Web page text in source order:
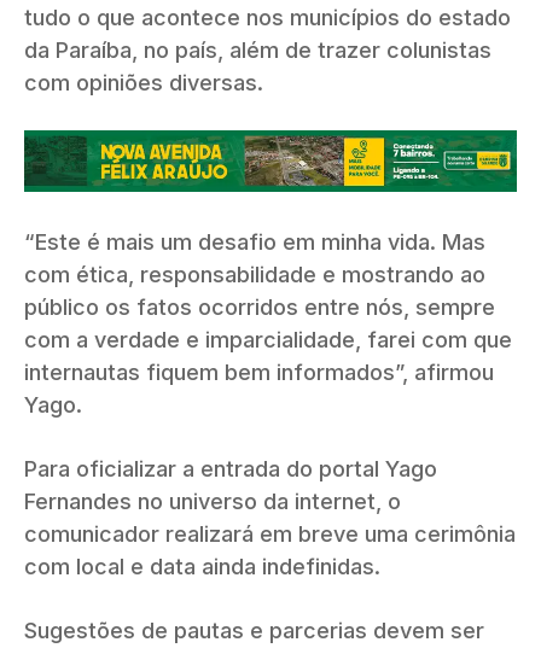
tudo o que acontece nos municípios do estado
da Paraíba, no país, além de trazer colunistas
com opiniões diversas.
“Este é mais um desafio em minha vida. Mas
com ética, responsabilidade e mostrando ao
público os fatos ocorridos entre nós, sempre
com a verdade e imparcialidade, farei com que
internautas fiquem bem informados”, afirmou
Yago.
Para oficializar a entrada do portal Yago
Fernandes no universo da internet, o
comunicador realizará em breve uma cerimônia
com local e data ainda indefinidas.
Sugestões de pautas e parcerias devem ser